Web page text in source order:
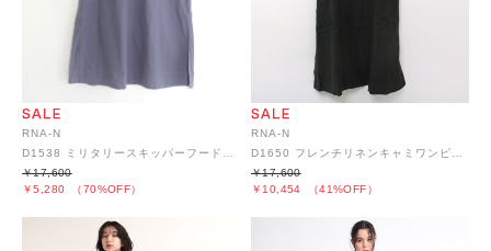
RNA-N
￥5,280 （70%OFF）
￥17,600
RNA-N
￥10,454 （41%OFF）
￥17,600